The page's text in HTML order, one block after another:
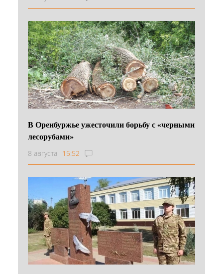
В Оренбуржье ужесточили борьбу с «черными
лесорубами»
8 августа 15:52